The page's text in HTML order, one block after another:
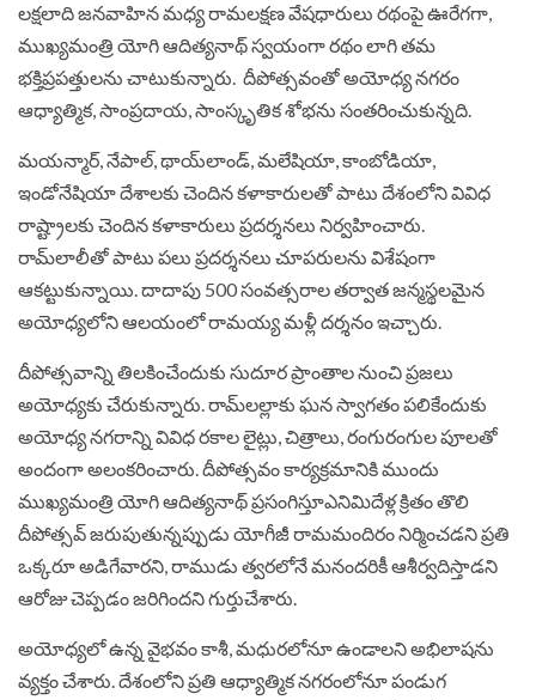
లక్షలాది జనవాహిన మధ్య రామలక్షణ వేషధారులు రథంపై ఊరేగగా,
ముఖ్యమంత్రి యోగి ఆదిత్యనాథ్ స్వయంగా రథం లాగి తమ
భక్తిప్రపత్తులను చాటుకున్నారు. దీపోత్సవంతో అయోధ్య నగరం
ఆధ్యాత్మిక, సాంప్రదాయ, సాంస్కృతిక శోభను సంతరించుకున్నది.
మయన్మార్, నేపాల్, థాయ్‌లాండ్, మలేషియా, కాంబోడియా,
ఇండోనేషియా దేశాలకు చెందిన కళాకారులతో పాటు దేశంలోని వివిధ
రాష్ట్రాలకు చెందిన కళాకారులు ప్రదర్శనలు నిర్వహించారు.
రామ్‌లాలీతో పాటు పలు ప్రదర్శనలు చూపరులను విశేషంగా
ఆకట్టుకున్నాయి. దాదాపు 500 సంవత్సరాల తర్వాత జన్మస్థలమైన
అయోధ్యలోని ఆలయంలో రామయ్య మళ్లీ దర్శనం ఇచ్చారు.
దీపోత్సవాన్ని తిలకించేందుకు సుదూర ప్రాంతాల నుంచి ప్రజలు
అయోధ్యకు చేరుకున్నారు. రామ్‌లల్లాకు ఘన స్వాగతం పలికేందుకు
అయోధ్య నగరాన్ని వివిధ రకాల లైట్లు, చిత్రాలు, రంగురంగుల పూలతో
అందంగా అలంకరించారు. దీపోత్సవం కార్యక్రమానికి ముందు
ముఖ్యమంత్రి యోగి ఆదిత్యనాథ్‌ ప్రసంగిస్తూఎనిమిదేళ్ల క్రితం తొలి
దీపోత్సవ్ జరుపుతున్నప్పుడు యోగీజీ రామమందిరం నిర్మించడని ప్రతి
ఒక్కరూ అడిగేవారని, రాముడు త్వరలోనే మనందరికీ ఆశీర్వదిస్తాడని
ఆరోజు చెప్పడం జరిగిందని గుర్తుచేశారు.
అయోధ్యలో ఉన్న వైభవం కాశీ, మధురలోనూ ఉండాలని అభిలాషను
వ్యక్తం చేశారు. దేశంలోని ప్రతి ఆధ్యాత్మిక నగరంలోనూ పండుగ